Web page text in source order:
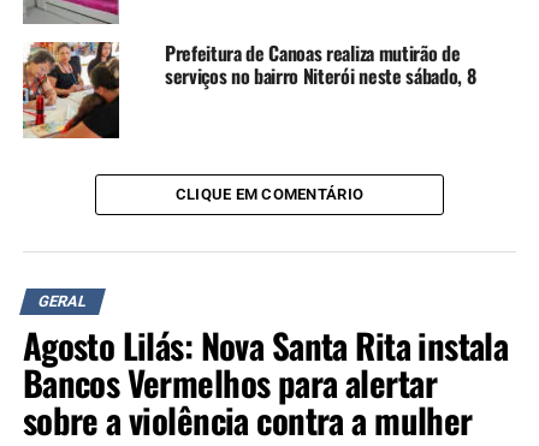
TÓPICOS RELACIONADOS: ADECCO AJUDANTE
CANOAS
EMPREGO
FEATURED MOTORISTA
OPORTUNIDADE
REGIÃO METROPOLITANA
RIO GRANDE DO SUL RS VAGAS
A SEGUIR UP
novamente ação do Projeto Help
NÃO SE ESQUEÇA
Agosto Lilás e celebração à Lei Maria da Penha têm evento
Prefeitura de Canoas realiza mutirão de
serviços no bairro Niterói neste sábado, 8
CLIQUE EM COMENTÁRIO
GERAL
Agosto Lilás: Nova Santa Rita instala
Bancos Vermelhos para alertar
sobre a violência contra a mulher